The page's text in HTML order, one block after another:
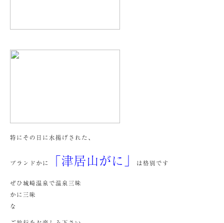
特にその日に水揚げされた、
ブランドかに 「津居山がに」 は格別です
ぜひ城崎温泉で温泉三昧
かに三昧
な